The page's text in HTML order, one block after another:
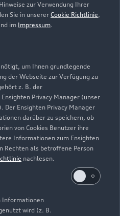
zur Verwendung Ihrer
Sie in unserer Cookie Richtlinie,
im Impressum.
um Ihnen grundlegende
der Webseite zur Verfügung zu
z. B. der
Privacy Manager (unser
Ensighten Privacy Manager
darüber zu speichern, ob
von Cookies Benutzer ihre
Informationen zum Ensighten
Rechten als betroffene Person
nachlesen.
Informationen
wird (z. B.
amMontag 07:30
am Montag 07:30
Zurück nach oben